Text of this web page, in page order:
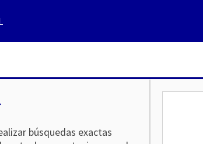
búsquedas exactas